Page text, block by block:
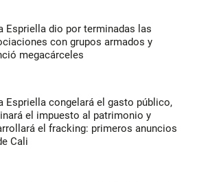
Espriella dio por terminadas las
con grupos armados y
megacárceles
Espriella congelará el gasto público,
el impuesto al patrimonio y
el fracking: primeros anuncios
Cali